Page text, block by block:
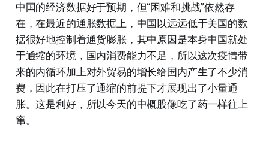
中国的经济数据好于预期，但“困难和挑战”依然存
在，在最近的通胀数据上，中国以远远低于美国的数
据很好地控制着通货膨胀，其中原因是本身中国就处
于通缩的环境，国内消费能力不足，所以这次疫情带
来的内循环加上对外贸易的增长给国内产生了不少消
费，因此在打压了通缩的前提下才展现出了小量通
胀。这是利好，所以今天的中概股像吃了药一样往上
窜。